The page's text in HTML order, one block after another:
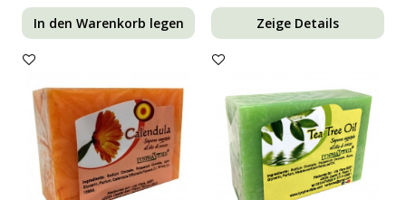
In den Warenkorb legen Zeige Details